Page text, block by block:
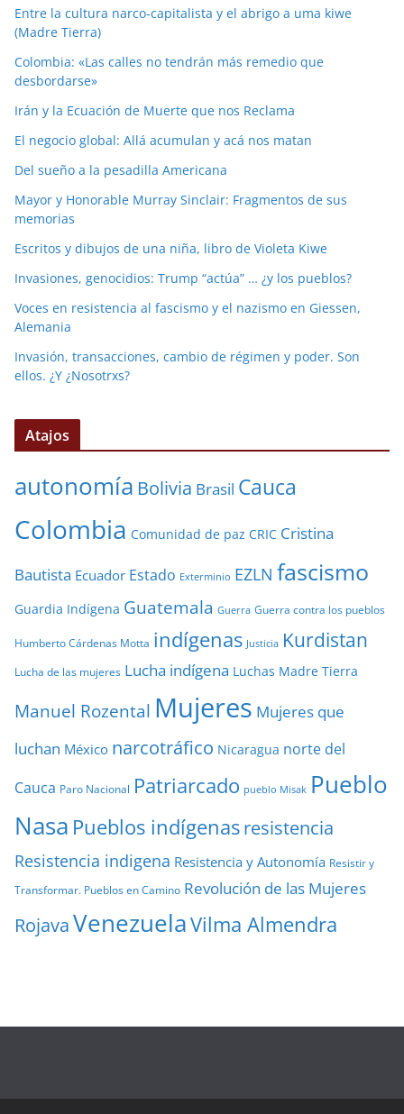
Entre la cultura narco-capitalista y el abrigo a uma kiwe
(Madre Tierra)
Colombia: «Las calles no tendrán más remedio que
desbordarse»
Irán y la Ecuación de Muerte que nos Reclama
El negocio global: Allá acumulan y acá nos matan
Del sueño a la pesadilla Americana
Mayor y Honorable Murray Sinclair: Fragmentos de sus
memorias
Escritos y dibujos de una niña, libro de Violeta Kiwe
Invasiones, genocidios: Trump “actúa” … ¿y los pueblos?
Voces en resistencia al fascismo y el nazismo en Giessen,
Alemania
Invasión, transacciones, cambio de régimen y poder. Son
ellos. ¿Y ¿Nosotrxs?
Atajos
autonomía Bolivia Brasil Cauca
Colombia Comunidad de paz CRIC Cristina
Bautista Ecuador Estado Exterminio EZLN fascismo
Guardia Indígena Guatemala Guerra Guerra contra los pueblos
Humberto Cárdenas Motta indígenas Justicia Kurdistan
Lucha de las mujeres Lucha indígena Luchas Madre Tierra
Manuel Rozental Mujeres Mujeres que
luchan México narcotráfico Nicaragua norte del
Cauca Paro Nacional Patriarcado pueblo Misak Pueblo
Nasa Pueblos indígenasresistencia
Resistencia indigena Resistencia y Autonomía Resistir y
Transformar. Pueblos en Camino Revolución de las Mujeres
RojavaVenezuelaVilma Almendra